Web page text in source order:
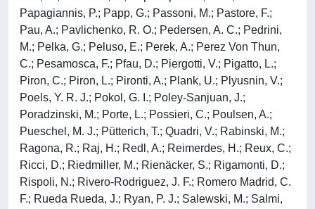
Papagiannis, P.; Papp, G.; Passoni, M.; Pastore, F.;
Pau, A.; Pavlichenko, R. O.; Pedersen, A. C.; Pedrini,
M.; Pelka, G.; Peluso, E.; Perek, A.; Perez Von Thun,
C.; Pesamosca, F.; Pfau, D.; Piergotti, V.; Pigatto, L.;
Piron, C.; Piron, L.; Pironti, A.; Plank, U.; Plyusnin, V.;
Poels, Y. R. J.; Pokol, G. I.; Poley-Sanjuan, J.;
Poradzinski, M.; Porte, L.; Possieri, C.; Poulsen, A.;
Pueschel, M. J.; Pütterich, T.; Quadri, V.; Rabinski, M.;
Ragona, R.; Raj, H.; Redl, A.; Reimerdes, H.; Reux, C.;
Ricci, D.; Riedmiller, M.; Rienäcker, S.; Rigamonti, D.;
Rispoli, N.; Rivero-Rodriguez, J. F.; Romero Madrid, C.
F.; Rueda Rueda, J.; Ryan, P. J.; Salewski, M.; Salmi,